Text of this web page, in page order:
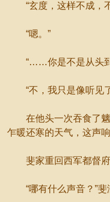
“玄度，这样不成，不
“嗯。”
“……你是不是从头到
“不，我只是像听见了
在他头一次吞食了魑
乍暖还寒的天气，这声
斐家重回西军都督府
“哪有什么声音？”斐